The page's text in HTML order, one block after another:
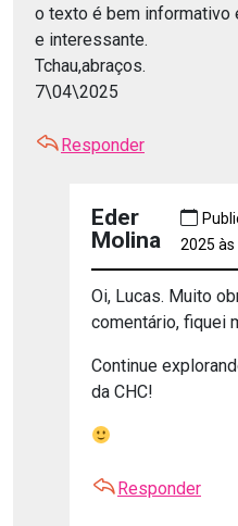
o texto é bem informativo
e interessante.
Tchau,abraços.
7\04\2025
Responder
Eder
Molina
2025 às
Oi, Lucas. Muito
comentário, fiquei
Continue
da CHC!
Responder